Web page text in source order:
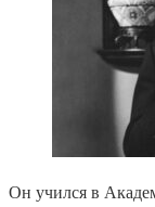
Он учился в